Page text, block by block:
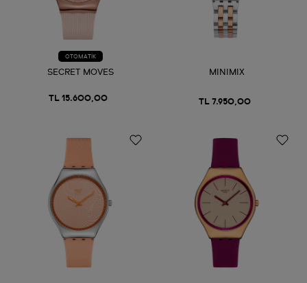
OTOMATİK
SECRET MOVES
TL 15.600,00
MINIMIX
TL 7.950,00